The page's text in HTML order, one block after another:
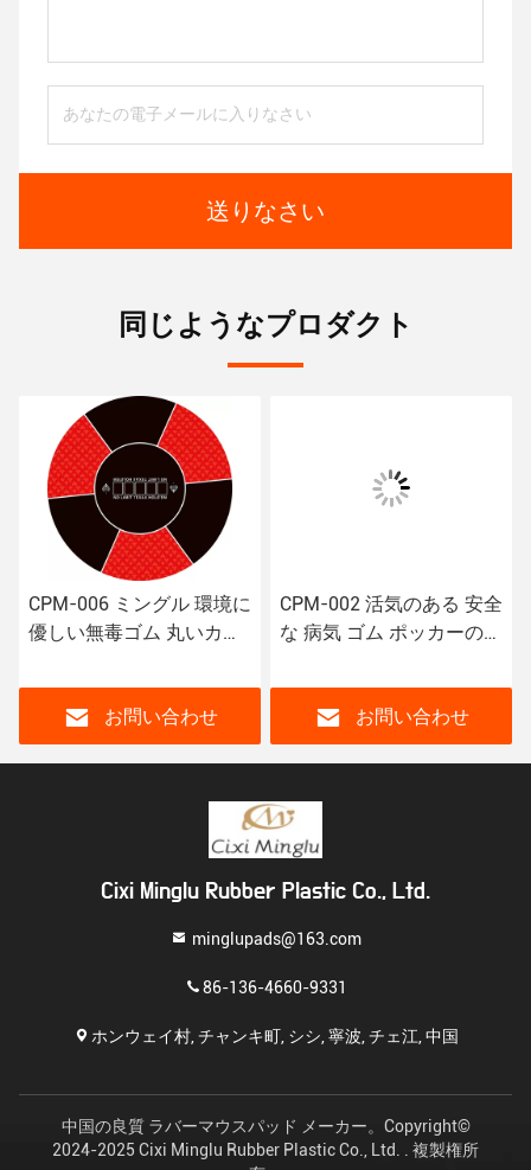
送りなさい
同じようなプロダクト
CPM-006 ミングル 環境に
優しい無毒ゴム 丸いカジ
お問い合わせ
CPM-002 活気のある 安全
な 病気 ゴム ポッカーのテ
プカード ポッカーのマッ
お問い合わせ
Cixi Minglu Rubber Plastic Co., Ltd.
minglupads@163.com
86-136-4660-9331
ホンウェイ村, チャンキ町, シシ, 寧波, チェ江, 中国
中国の良質 ラバーマウスパッド メーカー。Copyright©
2024-2025 Cixi Minglu Rubber Plastic Co., Ltd. . 複製権所